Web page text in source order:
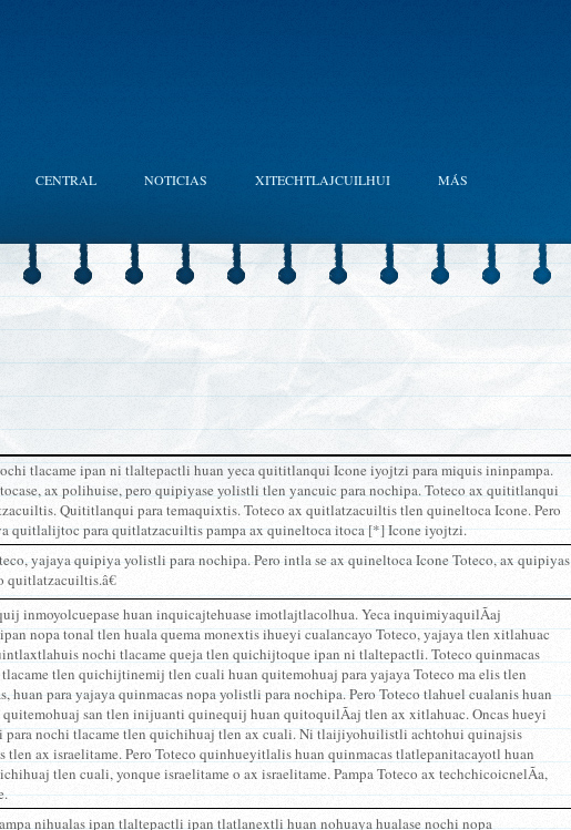
CENTRAL NOTICIAS XITECHTLAJCUILHUI MÁS
tlacame ipan ni tlaltepactli huan yeca quititlanqui Icone iyojtzi para miquis ininpampa.
ax polihuise, pero quipiyase yolistli tlen yancuic para nochipa. Toteco ax quititlanqui
Quititlanqui para temaquixtis. Toteco ax quitlatzacuiltis tlen quineltoca Icone. Pero
quitlalijtoc para quitlatzacuiltis pampa ax quineltoca itoca [*] Icone iyojtzi.
yajaya quipiya yolistli para nochipa. Pero intla se ax quineltoca Icone Toteco, ax quipiyas
inmoyolcuepase huan inquicajtehuase imotlajtlacolhua. Yeca inquimiyaquilÃ­aj
nopa tonal tlen huala quema monextis ihueyi cualancayo Toteco, yajaya tlen xitlahuac
nochi tlacame queja tlen quichijtoque ipan ni tlaltepactli. Toteco quinmacas
tlen quichijtinemij tlen cuali huan quitemohuaj para yajaya Toteco ma elis tlen
para yajaya quinmacas nopa yolistli para nochipa. Pero Toteco tlahuel cualanis huan
san tlen inijuanti quinequij huan quitoquilÃ­aj tlen ax xitlahuac. Oncas hueyi
nochi tlacame tlen quichihuaj tlen ax cuali. Ni tlaijiyohuilistli achtohui quinajsis
ax israelitame. Pero Toteco quinhueyitlalis huan quinmacas tlatlepanitacayotl huan
tlen cuali, yonque israelitame o ax israelitame. Pampa Toteco ax techchicoicnelÃ­a,
nihualas ipan tlaltepactli ipan tlatlanextli huan nohuaya hualase nochi nopa